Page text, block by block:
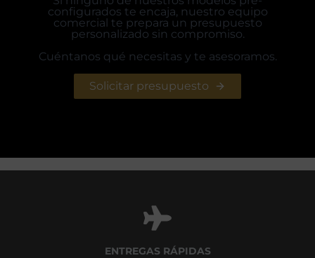
configurados te encaja, nuestro equipo
comercial te prepara un presupuesto
personalizado sin compromiso.
Cuéntanos qué necesitas y te asesoramos.
Solicitar presupuesto
ENTREGAS RÁPIDAS